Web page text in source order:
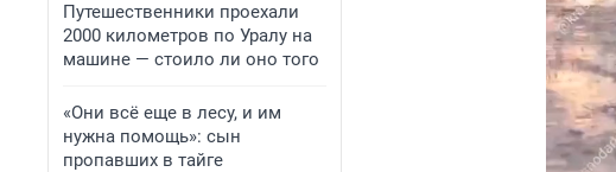
Путешественники проехали
2000 километров по Уралу на
машине — стоило ли оно того
«Они всё еще в лесу, и им
нужна помощь»: сын
пропавших в тайге